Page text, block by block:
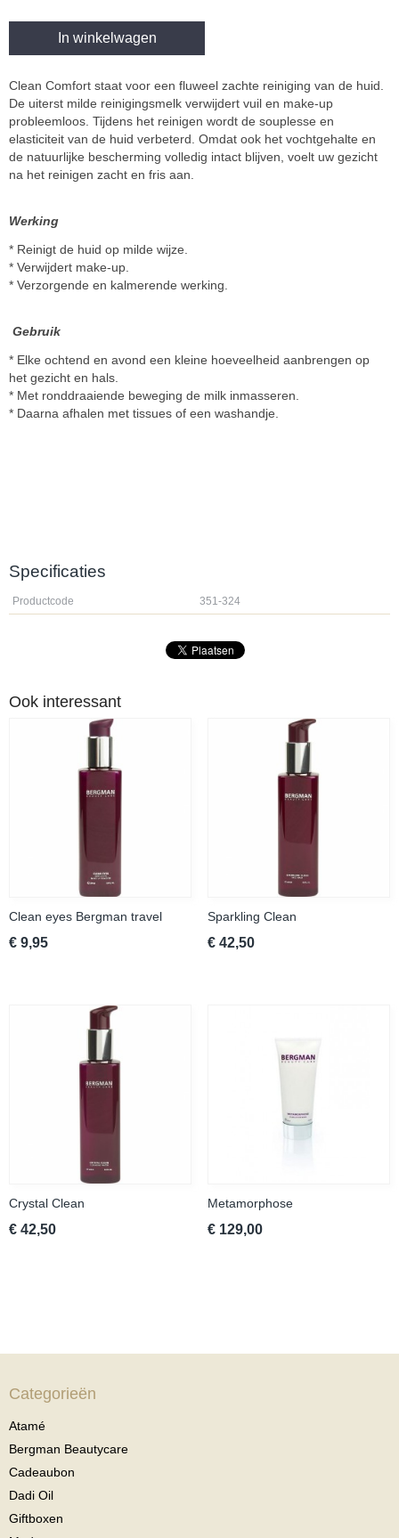
In winkelwagen
Clean Comfort staat voor een fluweel zachte reiniging van de huid.
De uiterst milde reinigingsmelk verwijdert vuil en make-up
probleemloos. Tijdens het reinigen wordt de souplesse en
elasticiteit van de huid verbeterd. Omdat ook het vochtgehalte en
de natuurlijke bescherming volledig intact blijven, voelt uw gezicht
na het reinigen zacht en fris aan.
Werking
* Reinigt de huid op milde wijze.
* Verwijdert make-up.
* Verzorgende en kalmerende werking.
Gebruik
* Elke ochtend en avond een kleine hoeveelheid aanbrengen op
het gezicht en hals.
* Met ronddraaiende beweging de milk inmasseren.
* Daarna afhalen met tissues of een washandje.
Specificaties
Productcode 351-324
Ook interessant
Clean eyes Bergman travel
€ 9,95
Sparkling Clean
€ 42,50
Crystal Clean
€ 42,50
Metamorphose
€ 129,00
Categorieën
Atamé
Bergman Beautycare
Cadeaubon
Dadi Oil
Giftboxen